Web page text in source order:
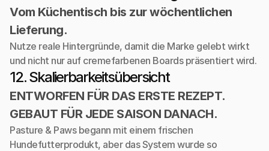
Vom Küchentisch bis zur wöchentlichen
Lieferung.
Nutze reale Hintergründe, damit die Marke gelebt wirkt
und nicht nur auf cremefarbenen Boards präsentiert wird.
12. Skalierbarkeitsübersicht
ENTWORFEN FÜR DAS ERSTE REZEPT.
GEBAUT FÜR JEDE SAISON DANACH.
Pasture & Paws begann mit einem frischen
Hundefutterprodukt, aber das System wurde so